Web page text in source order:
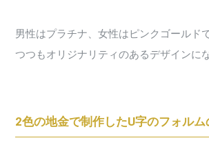
男性はプラチナ、女性はピンクゴールド
つつもオリジナリティのあるデザインに
2色の地金で制作したU字のフォル